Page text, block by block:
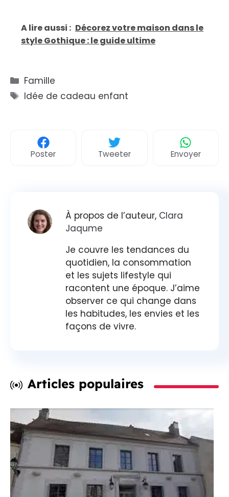
A lire aussi : Décorez votre maison dans le
style Gothique : le guide ultime
Catégories
Famille
Étiquettes
Idée de cadeau enfant
Poster Tweeter Envoyer
À propos de l’auteur, Clara
Jaqume
Je couvre les tendances du
quotidien, la consommation
et les sujets lifestyle qui
racontent une époque. J’aime
observer ce qui change dans
les habitudes, les envies et les
façons de vivre.
Articles populaires